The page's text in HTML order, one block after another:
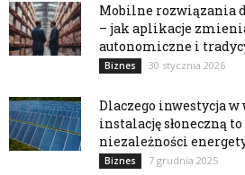
Mobilne rozwiązania
– jak aplikacje
autonomiczne i
Biznes 30 stycznia 2026
Dlaczego inwestycja
instalację słoneczną
niezależności
Biznes 7 grudnia 2025